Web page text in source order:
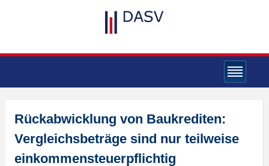
Rückabwicklung von Baukrediten:
Vergleichsbeträge sind nur teilweise
einkommensteuerpflichtig